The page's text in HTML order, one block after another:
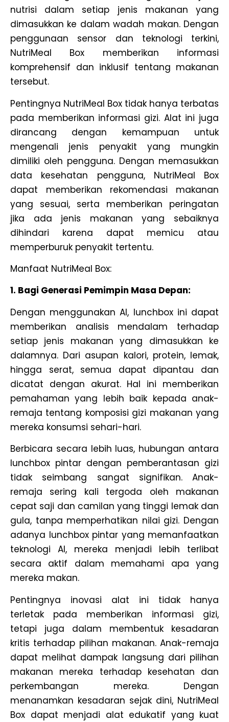
nutrisi dalam setiap jenis makanan yang
dimasukkan ke dalam wadah makan. Dengan
penggunaan sensor dan teknologi terkini,
NutriMeal Box memberikan informasi
komprehensif dan inklusif tentang makanan
tersebut.
Pentingnya NutriMeal Box tidak hanya terbatas
pada memberikan informasi gizi. Alat ini juga
dirancang dengan kemampuan untuk
mengenali jenis penyakit yang mungkin
dimiliki oleh pengguna. Dengan memasukkan
data kesehatan pengguna, NutriMeal Box
dapat memberikan rekomendasi makanan
yang sesuai, serta memberikan peringatan
jika ada jenis makanan yang sebaiknya
dihindari karena dapat memicu atau
memperburuk penyakit tertentu.
Manfaat NutriMeal Box:
1. Bagi Generasi Pemimpin Masa Depan:
Dengan menggunakan AI, lunchbox ini dapat
memberikan analisis mendalam terhadap
setiap jenis makanan yang dimasukkan ke
dalamnya. Dari asupan kalori, protein, lemak,
hingga serat, semua dapat dipantau dan
dicatat dengan akurat. Hal ini memberikan
pemahaman yang lebih baik kepada anak-
remaja tentang komposisi gizi makanan yang
mereka konsumsi sehari-hari.
Berbicara secara lebih luas, hubungan antara
lunchbox pintar dengan pemberantasan gizi
tidak seimbang sangat signifikan. Anak-
remaja sering kali tergoda oleh makanan
cepat saji dan camilan yang tinggi lemak dan
gula, tanpa memperhatikan nilai gizi. Dengan
adanya lunchbox pintar yang memanfaatkan
teknologi AI, mereka menjadi lebih terlibat
secara aktif dalam memahami apa yang
mereka makan.
Pentingnya inovasi alat ini tidak hanya
terletak pada memberikan informasi gizi,
tetapi juga dalam membentuk kesadaran
kritis terhadap pilihan makanan. Anak-remaja
dapat melihat dampak langsung dari pilihan
makanan mereka terhadap kesehatan dan
perkembangan mereka. Dengan
menanamkan kesadaran sejak dini, NutriMeal
Box dapat menjadi alat edukatif yang kuat